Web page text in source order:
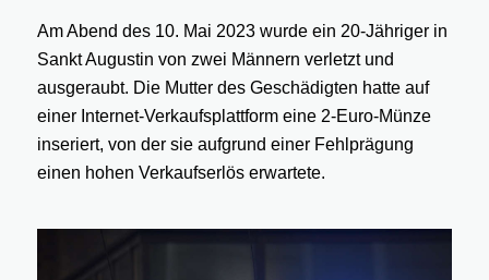
Am Abend des 10. Mai 2023 wurde ein 20-Jähriger in
Sankt Augustin von zwei Männern verletzt und
ausgeraubt. Die Mutter des Geschädigten hatte auf
einer Internet-Verkaufsplattform eine 2-Euro-Münze
inseriert, von der sie aufgrund einer Fehlprägung
einen hohen Verkaufserlös erwartete.